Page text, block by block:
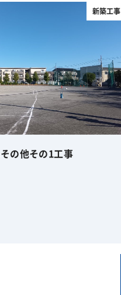
新築工事
の他その1工事